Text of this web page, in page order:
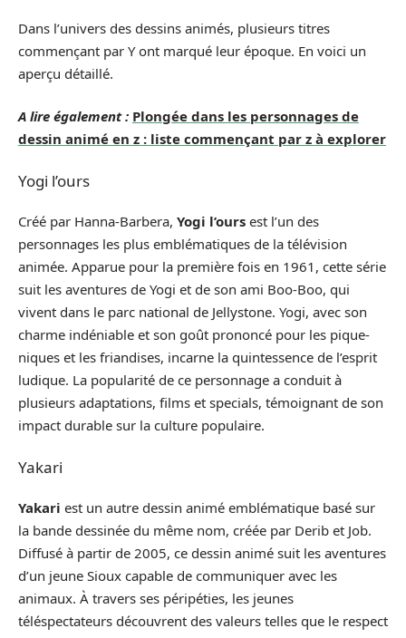
Dans l’univers des dessins animés, plusieurs titres
commençant par Y ont marqué leur époque. En voici un
aperçu détaillé.
A lire également : Plongée dans les personnages de
dessin animé en z : liste commençant par z à explorer
Yogi l’ours
Créé par Hanna-Barbera, Yogi l’ours est l’un des
personnages les plus emblématiques de la télévision
animée. Apparue pour la première fois en 1961, cette série
suit les aventures de Yogi et de son ami Boo-Boo, qui
vivent dans le parc national de Jellystone. Yogi, avec son
charme indéniable et son goût prononcé pour les pique-
niques et les friandises, incarne la quintessence de l’esprit
ludique. La popularité de ce personnage a conduit à
plusieurs adaptations, films et specials, témoignant de son
impact durable sur la culture populaire.
Yakari
Yakari est un autre dessin animé emblématique basé sur
la bande dessinée du même nom, créée par Derib et Job.
Diffusé à partir de 2005, ce dessin animé suit les aventures
d’un jeune Sioux capable de communiquer avec les
animaux. À travers ses péripéties, les jeunes
téléspectateurs découvrent des valeurs telles que le respect